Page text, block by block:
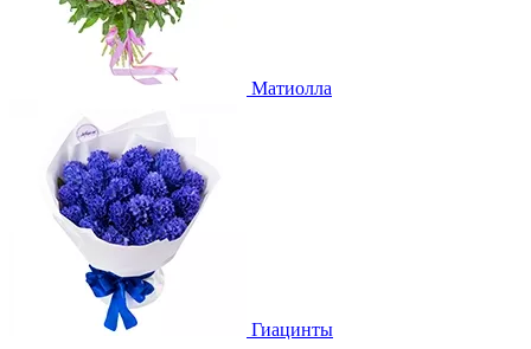
Матиолла
Гиацинты